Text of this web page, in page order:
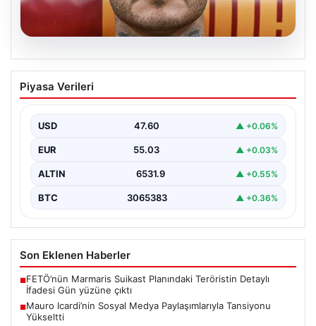
05.08.2026
Mauro Icardi’nin Sosyal Medya
Paylaşımlarıyla Tansiyonu Yükseltti
yollarını ayıran ve kariyerindeki belirsizlikler nedeniyle
gündemdeki isimler arasında…
Piyasa Verileri
USD 47.60 ▲ +0.06%
EUR 55.03 ▲ +0.03%
ALTIN 6531.9 ▲ +0.55%
BTC 3065383 ▲ +0.36%
Son Eklenen Haberler
■FETÖ’nün Marmaris Suikast Planındaki Teröristin Detaylı
İfadesi Gün yüzüne çıktı
■Mauro Icardi’nin Sosyal Medya Paylaşımlarıyla Tansiyonu
Yükseltti